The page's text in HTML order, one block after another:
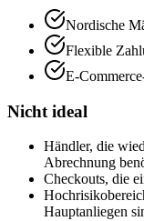
Nordische
Flexible
E-
Nicht ideal
Händler, die
Abrechnung
Checkouts, die
Hauptanliegen